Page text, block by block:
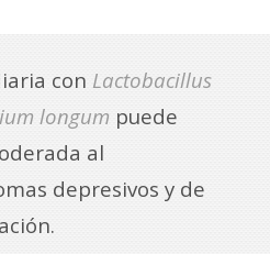
con Lactobacillus
longum puede
al
depresivos y de